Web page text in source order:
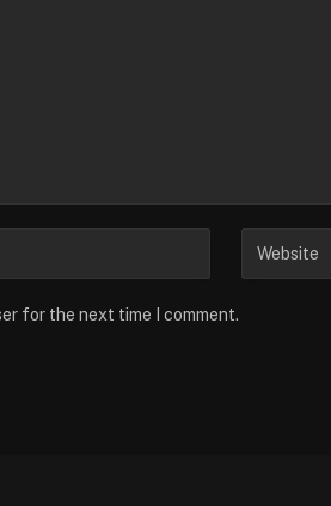
for the next time I comment.